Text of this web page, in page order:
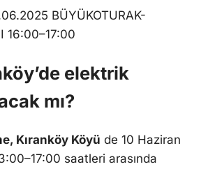
BÜYÜKOTURAK-
16:00–17:00
elektrik
mı?
Kıranköy Köyü de 10 Haziran
saatleri arasında